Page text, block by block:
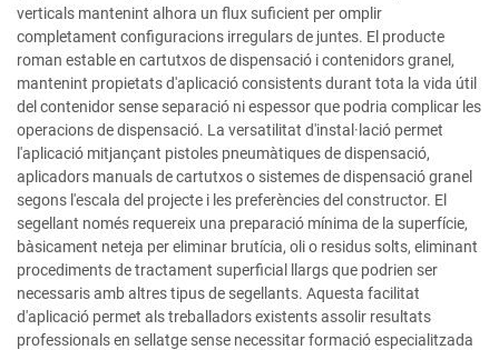
verticals mantenint alhora un flux suficient per omplir
completament configuracions irregulars de juntes. El producte
roman estable en cartutxos de dispensació i contenidors granel,
mantenint propietats d'aplicació consistents durant tota la vida útil
del contenidor sense separació ni espessor que podria complicar les
operacions de dispensació. La versatilitat d'instal·lació permet
l'aplicació mitjançant pistoles pneumàtiques de dispensació,
aplicadors manuals de cartutxos o sistemes de dispensació granel
segons l'escala del projecte i les preferències del constructor. El
segellant només requereix una preparació mínima de la superfície,
bàsicament neteja per eliminar brutícia, oli o residus solts, eliminant
procediments de tractament superficial llargs que podrien ser
necessaris amb altres tipus de segellants. Aquesta facilitat
d'aplicació permet als treballadors existents assolir resultats
professionals en sellatge sense necessitar formació especialitzada